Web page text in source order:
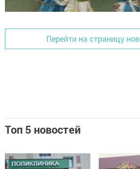
Перейти на страницу
Топ 5 новостей